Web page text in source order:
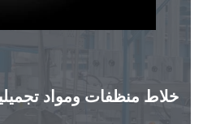
خلاط منظفات ومواد